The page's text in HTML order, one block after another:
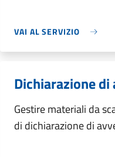
VAI AL SERVIZIO
Dichiarazione
Gestire materiali da
di dichiarazione di